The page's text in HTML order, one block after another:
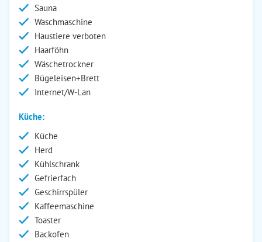
Sauna
Waschmaschine
Haustiere verboten
Haarföhn
Wäschetrockner
Bügeleisen+Brett
Internet/W-Lan
Küche:
Küche
Herd
Kühlschrank
Gefrierfach
Geschirrspüler
Kaffeemaschine
Toaster
Backofen